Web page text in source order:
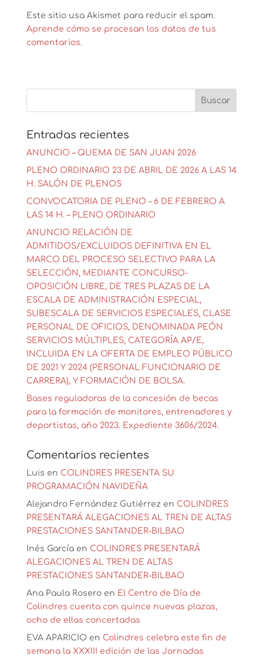
Este sitio usa Akismet para reducir el spam.
Aprende cómo se procesan los datos de tus
comentarios.
Entradas recientes
ANUNCIO – QUEMA DE SAN JUAN 2026
PLENO ORDINARIO 23 DE ABRIL DE 2026 A LAS 14
H. SALÓN DE PLENOS
CONVOCATORIA DE PLENO – 6 DE FEBRERO A
LAS 14 H. – PLENO ORDINARIO
ANUNCIO RELACIÓN DE
ADMITIDOS/EXCLUIDOS DEFINITIVA EN EL
MARCO DEL PROCESO SELECTIVO PARA LA
SELECCIÓN, MEDIANTE CONCURSO-
OPOSICIÓN LIBRE, DE TRES PLAZAS DE LA
ESCALA DE ADMINISTRACIÓN ESPECIAL,
SUBESCALA DE SERVICIOS ESPECIALES, CLASE
PERSONAL DE OFICIOS, DENOMINADA PEÓN
SERVICIOS MÚLTIPLES, CATEGORÍA AP/E,
INCLUIDA EN LA OFERTA DE EMPLEO PÚBLICO
DE 2021 Y 2024 (PERSONAL FUNCIONARIO DE
CARRERA), Y FORMACIÓN DE BOLSA.
Bases reguladoras de la concesión de becas
para la formación de monitores, entrenadores y
deportistas, año 2023. Expediente 3606/2024.
Comentarios recientes
Luis en COLINDRES PRESENTA SU
PROGRAMACIÓN NAVIDEÑA
Alejandro Fernández Gutiérrez en COLINDRES
PRESENTARÁ ALEGACIONES AL TREN DE ALTAS
PRESTACIONES SANTANDER-BILBAO
Inés Garcíaen COLINDRES PRESENTARÁ
ALEGACIONES AL TREN DE ALTAS
PRESTACIONES SANTANDER-BILBAO
Ana Paula Roseroen El Centro de Día de
Colindres cuenta con quince nuevas plazas,
ocho de ellas concertadas
EVA APARICIO en Colindres celebra este fin de
semana la XXXIII edición de las Jornadas